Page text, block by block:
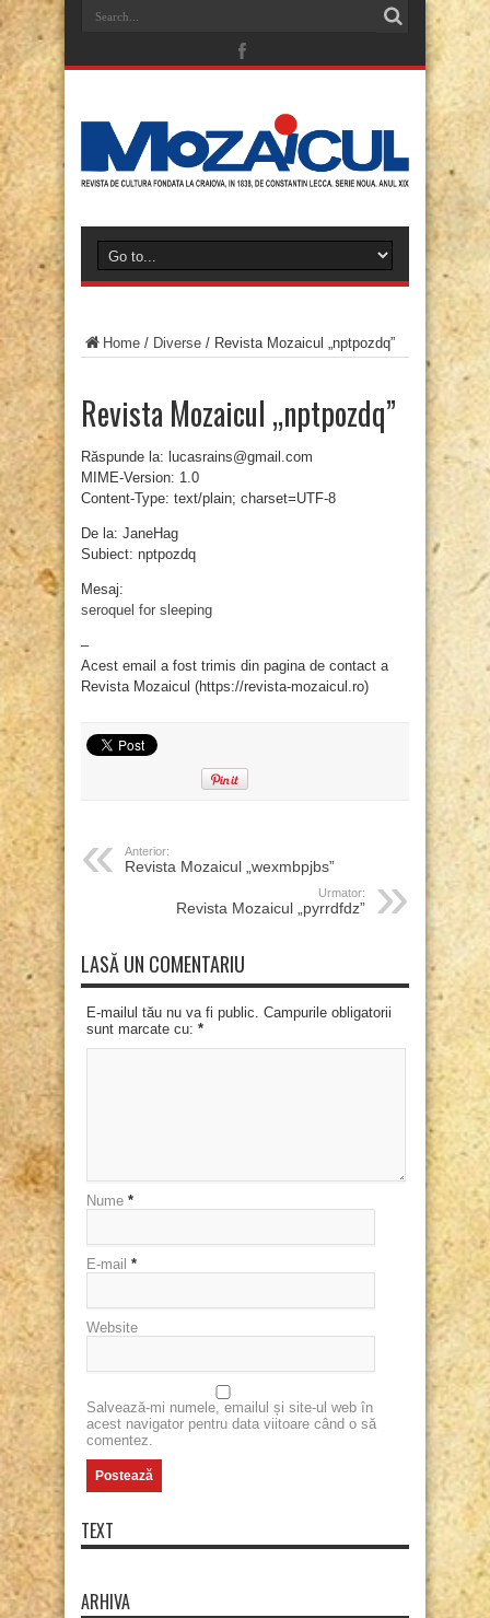
Home / Diverse / Revista Mozaicul „nptpozdq”
Revista Mozaicul „nptpozdq”
Răspunde la: lucasrains@gmail.com
MIME-Version: 1.0
Content-Type: text/plain; charset=UTF-8
De la: JaneHag
Subiect: nptpozdq
Mesaj:
seroquel for sleeping
–
Acest email a fost trimis din pagina de contact a
Revista Mozaicul (https://revista-mozaicul.ro)
Anterior:
Revista Mozaicul „wexmbpjbs”
Urmator:
Revista Mozaicul „pyrrdfdz”
LASĂ UN COMENTARIU
E-mailul tău nu va fi public. Campurile obligatorii
sunt marcate cu: *
Nume *
E-mail *
Website
Salvează-mi numele, emailul și site-ul web în
acest navigator pentru data viitoare când o să
comentez.
TEXT
ARHIVA